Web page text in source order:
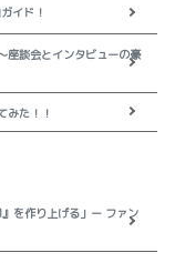
イド！
座談会とインタビューの豪
みた！！
を作り上げる」ー ファン